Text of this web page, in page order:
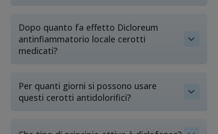
Dopo quanto fa effetto Dicloreum
antinfiammatorio locale cerotti
medicati?
Per quanti giorni si possono usare
questi cerotti antidolorifici?